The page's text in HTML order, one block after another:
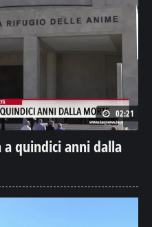
02:21
a quindici anni dalla